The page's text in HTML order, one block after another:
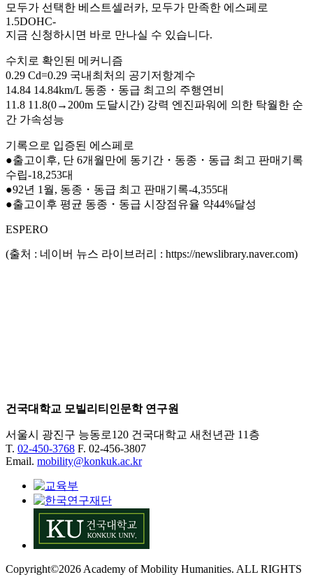
모두가 선택한 베스트셀러카, 모두가 만족한 에스페로
1.5DOHC-
지금 신청하시면 바로 만나실 수 있습니다.
수치로 확인된 메커니즘
0.29 Cd=0.29 국내최처의 공기저항계수
14.84 14.84km/L 동종・동급 최고의 주행연비
11.8 11.8(0→200m 도달시간) 강력 엔진파워에 의한 탁월한 순
간 가속성능
기록으로 입증된 에스페로
●출고이후, 단 6개월만에 동기간・동종・동급 최고 판매기록
수립-18,253대
●92년 1월, 동종・동급 최고 판매기록-4,355대
●출고이후 평균 동종・동급 시장점유율 약44%달성
ESPERO
(출처 : 네이버 뉴스 라이브러리 : https://newslibrary.naver.com)
건국대학교 모빌리티인문학 연구원
서울시 광진구 능동로120 건국대학교 새천년관 11층
T. 02-450-3768 F. 02-456-3807
Email. mobility@konkuk.ac.kr
Copyright©2026 Academy of Mobility Humanities. ALL RIGHTS